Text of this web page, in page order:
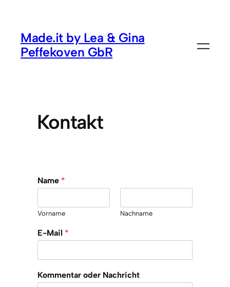
Made.it by Lea & Gina
Peffekoven GbR
Kontakt
Name *
Vorname Nachname
E-Mail *
Kommentar oder Nachricht